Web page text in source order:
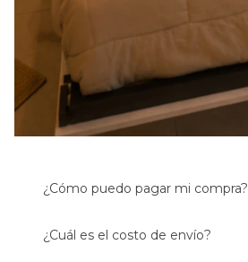
¿Cómo puedo pagar mi compra?
¿Cuál es el costo de envío?